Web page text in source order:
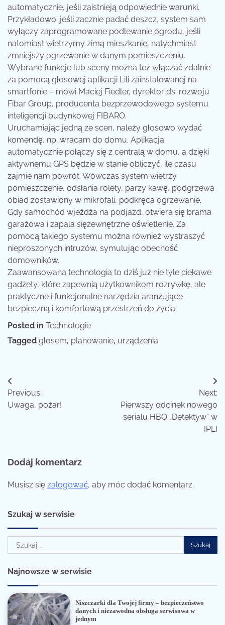
automatycznie, jeśli zaistnieją odpowiednie warunki.
Przykładowo: jeśli zacznie padać deszcz, system sam
wyłączy zaprogramowane podlewanie ogrodu, jeśli
natomiast wietrzymy zimą mieszkanie, natychmiast
zmniejszy ogrzewanie w danym pomieszczeniu.
Wybrane funkcje lub sceny można też włączać zdalnie
za pomocą głosowej aplikacji Lili zainstalowanej na
smartfonie – mówi Maciej Fiedler, dyrektor ds. rozwoju
Fibar Group, producenta bezprzewodowego systemu
inteligencji budynkowej FIBARO.
Uruchamiając jedną ze scen, należy głosowo wydać
komendę, np. wracam do domu. Aplikacja
automatycznie połączy się z centralą w domu, a dzięki
aktywnemu GPS będzie w stanie obliczyć, ile czasu
zajmie nam powrót. Wówczas system wietrzy
pomieszczenie, odsłania rolety, parzy kawę, podgrzewa
obiad zostawiony w mikrofali, podkręca ogrzewanie.
Gdy samochód wjeżdża na podjazd, otwiera się brama
garażowa i zapala sięzewnętrzne oświetlenie. Za
pomocą takiego systemu można również wystraszyć
nieproszonych intruzów, symulując obecność
domowników.
Zaawansowana technologia to dziś już nie tyle ciekawe
gadżety, które zapewnią użytkownikom rozrywkę, ale
praktyczne i funkcjonalne narzędzia aranżujące
bezpieczną i komfortową przestrzeń do życia.
Posted in Technologie
Tagged głosem, planowanie, urządzenia
Nawigacja
wpisu
Previous:
Uwaga, pożar!
Next:
Pierwszy odcinek nowego
serialu HBO „Detektyw” w
IPLI
Dodaj komentarz
Musisz się zalogować, aby móc dodać komentarz.
Szukaj w serwisie
Szukaj:
Najnowsze w serwisie
Niszczarki dla Twojej firmy – bezpieczeństwo
danych i niezawodna obsługa serwisowa w
jednym